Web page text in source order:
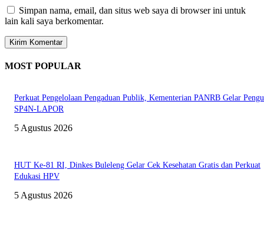
Simpan nama, email, dan situs web saya di browser ini untuk
lain kali saya berkomentar.
MOST POPULAR
Perkuat Pengelolaan Pengaduan Publik, Kementerian PANRB Gelar
SP4N-LAPOR
5 Agustus 2026
HUT Ke-81 RI, Dinkes Buleleng Gelar Cek Kesehatan Gratis dan Perkuat
Edukasi HPV
5 Agustus 2026